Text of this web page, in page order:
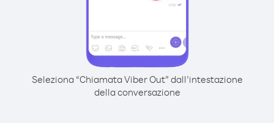
Seleziona “Chiamata Viber Out” dall’intestazione
della conversazione